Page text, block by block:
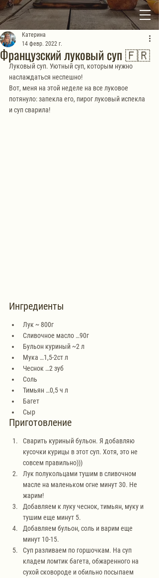
Французский луковый суп 🇫🇷
Катерина
14 февр. 2022 г.
Луковый суп. Уютный суп, которым нужно
наслаждаться неспешно!
Вот, меня на этой неделе на все луковое
потянуло: запекла его, пирог луковый испекла
и суп сварила!
Ингредиенты
Лук ~ 800г
Сливочное масло …90г
Бульон куриный ~2 л
Мука …1,5-2ст л
Чеснок …2 зуб
Соль
Тимьян …0,5 ч л
Багет
Сыр
Приготовление
Сварить куриный бульон. Я добавляю
кусочки курицы в этот суп. Хотя, это не
совсем правильно)))
Лук полукольцами тушим в сливочном
масле на маленьком огне минут 30. Не
жарим!
Добавляем к луку чеснок, тимьян, муку и
тушим еще минут 5.
Добавляем бульон, соль и варим еще
минут 10-15.
Суп разливаем по горшочкам. На суп
кладем ломтик багета, обжаренного на
сухой сковороде и обильно посыпаем